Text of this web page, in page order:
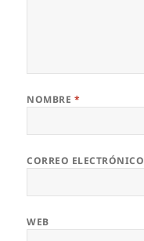
NOMBRE *
CORREO ELECTRÓNICO
WEB